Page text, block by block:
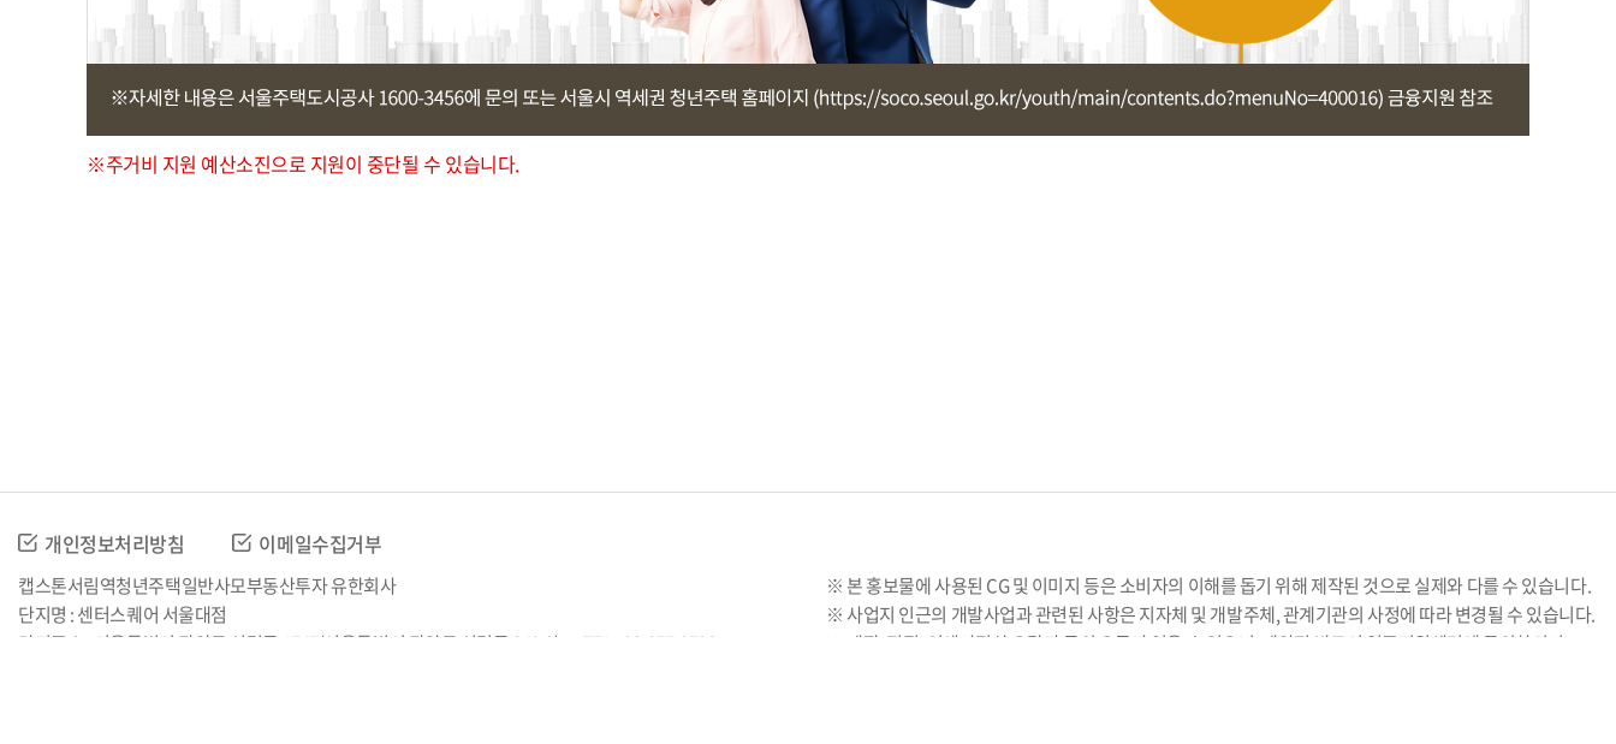
※주거비 지원 예산소진으로 지원이 중단될 수 있습니다.
개인정보처리방침 이메일수집거부
캡스톤서림역청년주택일반사모부동산투자 유한회사
단지명 : 센터스퀘어 서울대점
단지주소 : 서울특별시 관악구 신림동 1747(서울특별시 관악구 신림동 240-3)
TEL : 02-877-0708
※ 본 홍보물에 사용된 CG 및 이미지 등은 소비자의 이해를 돕기 위해 제작된 것으로 실제와 다를 수 있습니다.
※ 사업지 인근의 개발사업과 관련된 사항은 지자체 및 개발주체, 관계기관의 사정에 따라 변경될 수 있습니다.
※ 제작, 편집, 인쇄과정상 오탈자 등의 오류가 있을 수 있으니, 계약전 반드시 입주지원센터에 문의하시기